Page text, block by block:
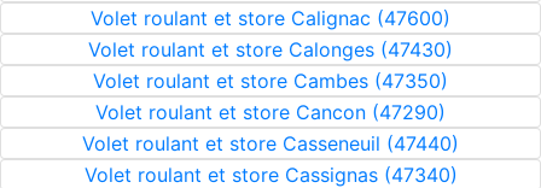
Volet roulant et store Calignac (47600)
Volet roulant et store Calonges (47430)
Volet roulant et store Cambes (47350)
Volet roulant et store Cancon (47290)
Volet roulant et store Casseneuil (47440)
Volet roulant et store Cassignas (47340)